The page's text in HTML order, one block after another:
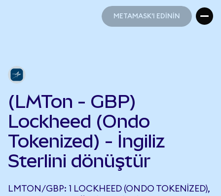
METAMASK'I EDİNİN
(LMTon - GBP)
Lockheed (Ondo
Tokenized) - İngiliz
Sterlini dönüştür
LMTON/GBP: 1 LOCKHEED (ONDO TOKENIZED),